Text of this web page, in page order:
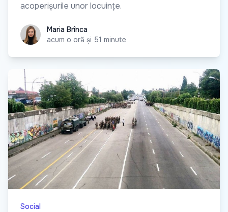
acoperișurile unor locuințe.
Maria BrîncaMaria Brînca
acum o oră și 51 minute
Social